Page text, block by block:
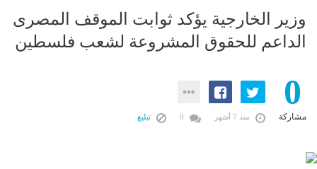
وزير الخارجية يؤكد ثوابت الموقف المصرى
الداعم للحقوق المشروعة لشعب فلسطين
0
مشاركة منذ 7 أشهر تبليغ